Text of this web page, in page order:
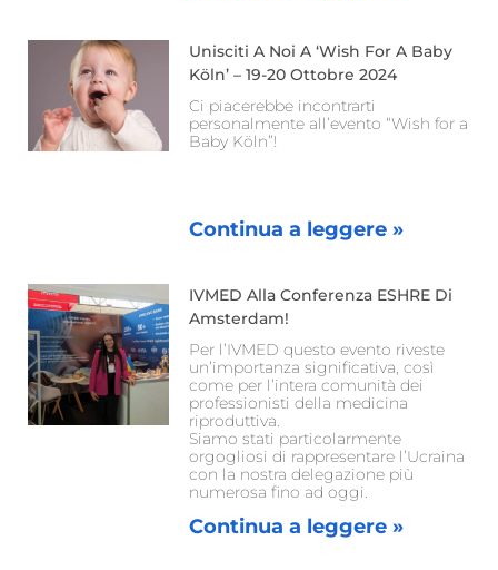
Unisciti A Noi A ‘Wish For A Baby
Köln’ – 19-20 Ottobre 2024
Ci piacerebbe incontrarti
personalmente all’evento “Wish for a
Baby Köln”!
Continua a leggere »
IVMED Alla Conferenza ESHRE Di
Amsterdam!
Per l’IVMED questo evento riveste
un’importanza significativa, così
come per l’intera comunità dei
professionisti della medicina
riproduttiva.
Siamo stati particolarmente
orgogliosi di rappresentare l’Ucraina
con la nostra delegazione più
numerosa fino ad oggi.
Continua a leggere »